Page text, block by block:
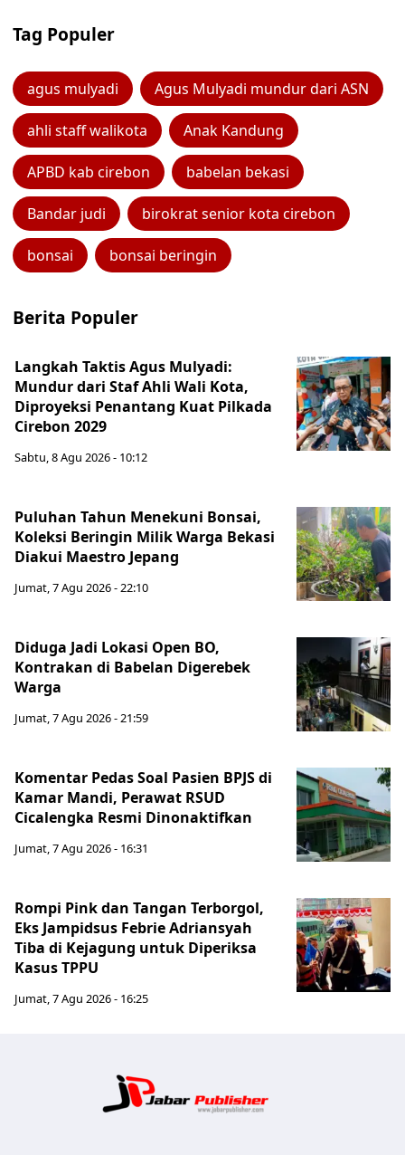
Tag Populer
agus mulyadi Agus Mulyadi mundur dari ASN
ahli staff walikota Anak Kandung
APBD kab cirebon babelan bekasi
Bandar judi birokrat senior kota cirebon
bonsai bonsai beringin
Berita Populer
Langkah Taktis Agus Mulyadi:
Mundur dari Staf Ahli Wali Kota,
Diproyeksi Penantang Kuat Pilkada
Cirebon 2029
Sabtu, 8 Agu 2026 - 10:12
Puluhan Tahun Menekuni Bonsai,
Koleksi Beringin Milik Warga Bekasi
Diakui Maestro Jepang
Jumat, 7 Agu 2026 - 22:10
Diduga Jadi Lokasi Open BO,
Kontrakan di Babelan Digerebek
Warga
Jumat, 7 Agu 2026 - 21:59
Komentar Pedas Soal Pasien BPJS di
Kamar Mandi, Perawat RSUD
Cicalengka Resmi Dinonaktifkan
Jumat, 7 Agu 2026 - 16:31
Rompi Pink dan Tangan Terborgol,
Eks Jampidsus Febrie Adriansyah
Tiba di Kejagung untuk Diperiksa
Kasus TPPU
Jumat, 7 Agu 2026 - 16:25